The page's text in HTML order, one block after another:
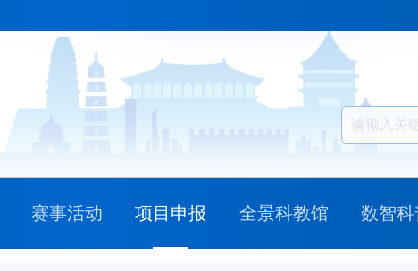
赛事活动 项目申报 全景科教馆 数智科